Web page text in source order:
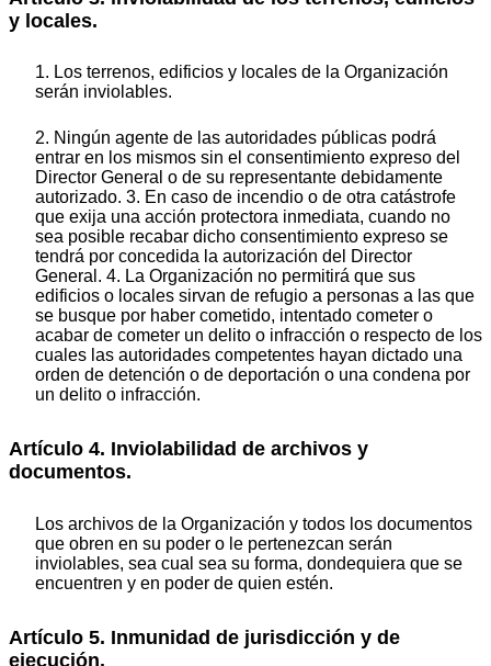
y locales.
1. Los terrenos, edificios y locales de la Organización
serán inviolables.
2. Ningún agente de las autoridades públicas podrá
entrar en los mismos sin el consentimiento expreso del
Director General o de su representante debidamente
autorizado. 3. En caso de incendio o de otra catástrofe
que exija una acción protectora inmediata, cuando no
sea posible recabar dicho consentimiento expreso se
tendrá por concedida la autorización del Director
General. 4. La Organización no permitirá que sus
edificios o locales sirvan de refugio a personas a las que
se busque por haber cometido, intentado cometer o
acabar de cometer un delito o infracción o respecto de los
cuales las autoridades competentes hayan dictado una
orden de detención o de deportación o una condena por
un delito o infracción.
Artículo 4. Inviolabilidad de archivos y
documentos.
Los archivos de la Organización y todos los documentos
que obren en su poder o le pertenezcan serán
inviolables, sea cual sea su forma, dondequiera que se
encuentren y en poder de quien estén.
Artículo 5. Inmunidad de jurisdicción y de
ejecución.